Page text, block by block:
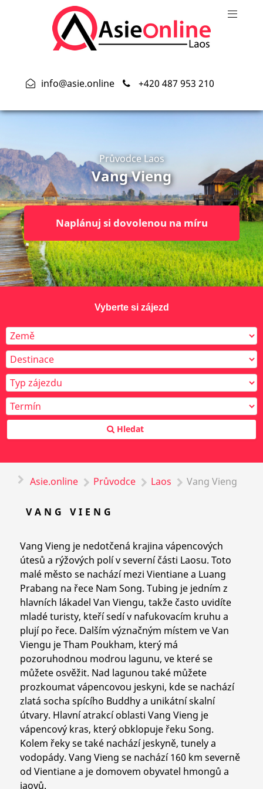
info@asie.online +420 487 953 210
Průvodce Laos
Vang Vieng
Vyberte si zájezd
Hledat
Asie.online Průvodce Laos Vang Vieng
VANG VIENG
Vang Vieng je nedotčená krajina vápencových
útesů a rýžových polí v severní části Laosu. Toto
malé město se nachází mezi Vientiane a Luang
Prabang na řece Nam Song. Tubing je jedním z
hlavních lákadel Van Viengu, takže často uvidíte
mladé turisty, kteří sedí v nafukovacím kruhu a
plují po řece. Dalším význačným místem ve Van
Viengu je Tham Poukham, který má
pozoruhodnou modrou lagunu, ve které se
můžete osvěžit. Nad lagunou také můžete
prozkoumat vápencovou jeskyni, kde se nachází
zlatá socha spícího Buddhy a unikátní skalní
útvary. Hlavní atrakcí oblasti Vang Vieng je
vápencový kras, který obklopuje řeku Song.
Kolem řeky se také nachází jeskyně, tunely a
vodopády. Vang Vieng se nachází 160 km severně
od Vientiane a je domovem obyvatel hmongů a
jaovů.